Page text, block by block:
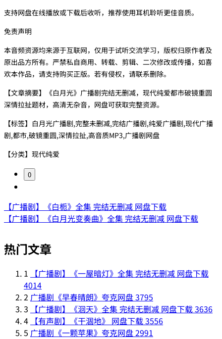
支持网盘在线播放或下载后收听，推荐使用耳机聆听更佳音质。
免责声明
本音频资源均来源于互联网，仅用于试听交流学习，版权归原作者及
原出品方所有。严禁私自商用、转载、剪辑、二次修改或传播，如喜
欢本作品，请支持购买正版。若有侵权，请联系删除。
【文章摘要】《白月光》广播剧完结无删减，现代纯爱都市破镜重圆
深情拉扯题材，高清无杂音，网盘可获取完整资源。
【标签】白月光广播剧,完整未删减,完结广播剧,纯爱广播剧,现代广播
剧,都市,破镜重圆,深情拉扯,高音质MP3,广播剧网盘
【分类】现代纯爱
0
【广播剧】《白栀》全集 完结无删减 网盘下载
【广播剧】《白月光变奏曲》全集 完结无删减 网盘下载
热门文章
1
【广播剧】《一屋暗灯》全集 完结无删减 网盘下载
4014
2 广播剧《早春晴朗》夸克网盘3795
3
【广播剧】《洄天》全集 完结无删减 网盘下载3636
4 【有声剧】《干涸地》 网盘下载3556
5 广播剧《一颗苹果》夸克网盘2991